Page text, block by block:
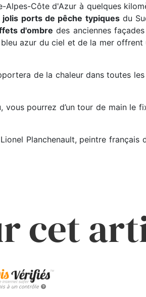
Côte d'Azur à quelques
ports de pêche typiquesdu
d'ombre des anciennes
azur du ciel et de la mer offrent
de la chaleur dans toutes
pourrez d’un tour de main le
Planchenault, peintre français
cet
à un contrôle